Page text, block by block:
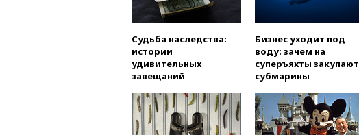
Судьба наследства:
истории
удивительных
завещаний
Бизнес уходит под
воду: зачем на
суперъяхты закупают
субмарины